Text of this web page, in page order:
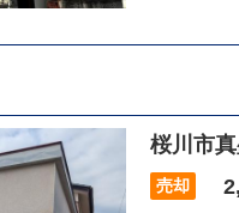
桜川市
売却